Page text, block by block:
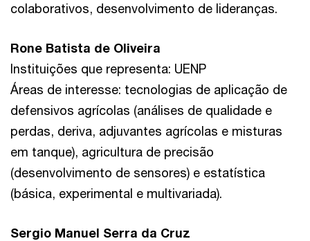
colaborativos, desenvolvimento de lideranças.
Rone Batista de Oliveira
Instituições que representa: UENP
Áreas de interesse: tecnologias de aplicação de
defensivos agrícolas (análises de qualidade e
perdas, deriva, adjuvantes agrícolas e misturas
em tanque), agricultura de precisão
(desenvolvimento de sensores) e estatística
(básica, experimental e multivariada).
Sergio Manuel Serra da Cruz